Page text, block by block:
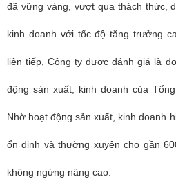
đã vững vàng, vượt qua thách thức,
kinh doanh với tốc độ tăng trưởng
liên tiếp, Công ty được đánh giá là
động sản xuất, kinh doanh của
Nhờ hoạt động sản xuất, kinh doanh
ổn định và thường xuyên cho gần
không ngừng nâng cao.